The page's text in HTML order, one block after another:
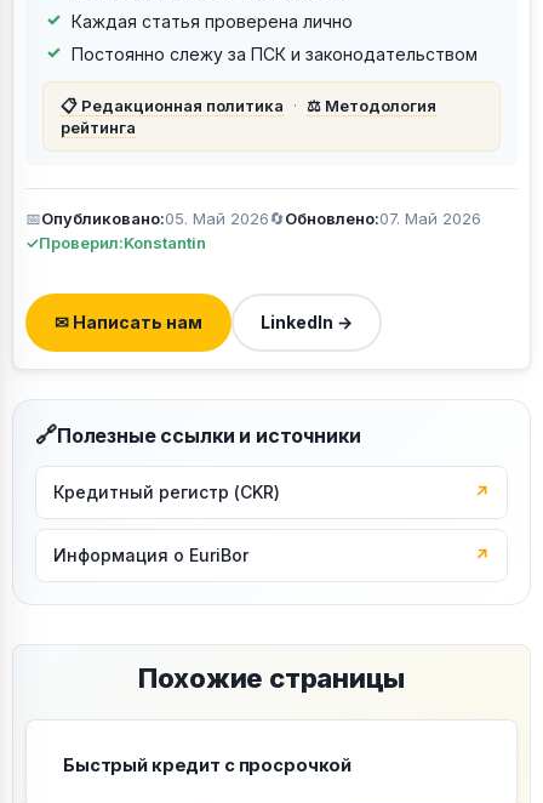
Каждая статья проверена лично
Постоянно слежу за ПСК и законодательством
📋 Редакционная политика · ⚖️ Методология
рейтинга
📅Опубликовано:05. Май 2026🔄Обновлено:07. Май 2026
✓Проверил:Konstantin
✉ Написать нам LinkedIn →
🔗Полезные ссылки и источники
Кредитный регистр (CKR) ↗
Информация о EuriBor ↗
Похожие страницы
Быстрый кредит с просрочкой